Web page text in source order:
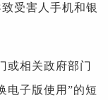
受害人手机和银
相关政府部门
电子版使用”的短